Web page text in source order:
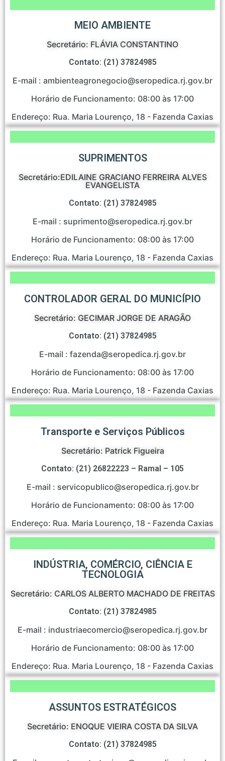
MEIO AMBIENTE
Secretário: FLÁVIA CONSTANTINO
Contato: (21) 37824985
E-mail : ambienteagronegocio@seropedica.rj.gov.br
Horário de Funcionamento: 08:00 às 17:00
Endereço: Rua. Maria Lourenço, 18 - Fazenda Caxias
SUPRIMENTOS
Secretário:EDILAINE GRACIANO FERREIRA ALVES
EVANGELISTA
Contato: (21) 37824985
E-mail : suprimento@seropedica.rj.gov.br
Horário de Funcionamento: 08:00 às 17:00
Endereço: Rua. Maria Lourenço, 18 - Fazenda Caxias
CONTROLADOR GERAL DO MUNICÍPIO
Secretário: GECIMAR JORGE DE ARAGÃO
Contato: (21) 37824985
E-mail : fazenda@seropedica.rj.gov.br
Horário de Funcionamento: 08:00 às 17:00
Endereço: Rua. Maria Lourenço, 18 - Fazenda Caxias
Transporte e Serviços Públicos
Secretário: Patrick Figueira
Contato: (21) 26822223 – Ramal – 105
E-mail : servicopublico@seropedica.rj.gov.br
Horário de Funcionamento: 08:00 às 17:00
Endereço: Rua. Maria Lourenço, 18 - Fazenda Caxias
INDÚSTRIA, COMÉRCIO, CIÊNCIA E
TECNOLOGIA
Secretário: CARLOS ALBERTO MACHADO DE FREITAS
Contato: (21) 37824985
E-mail : industriaecomercio@seropedica.rj.gov.br
Horário de Funcionamento: 08:00 às 17:00
Endereço: Rua. Maria Lourenço, 18 - Fazenda Caxias
ASSUNTOS ESTRATÉGICOS
Secretário: ENOQUE VIEIRA COSTA DA SILVA
Contato: (21) 37824985